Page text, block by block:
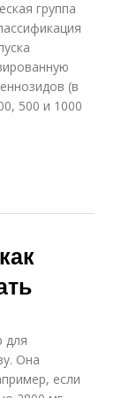
группа
(в
500 и 1000
для
Она
если